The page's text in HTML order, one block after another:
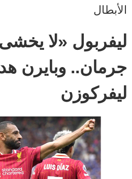
الأبطال
ليفربول «لا
جرمان.. وبايرن
ليفركوزن